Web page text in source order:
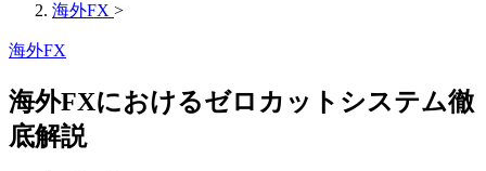
海外FX >
海外FX
海外FXにおけるゼロカットシステム徹
底解説